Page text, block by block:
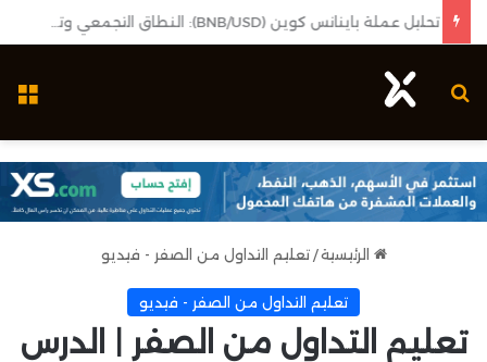
بحث عن
الرئيسية / تعليم التداول من الصفر - فيديو
تعليم التداول من الصفر - فيديو
تعليم التداول من الصفر | الدرس